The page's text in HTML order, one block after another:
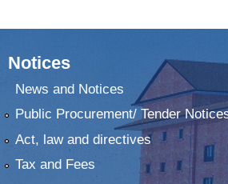
Notices
News and Notices
Public Procurement/ Tender
Act, law and directives
Tax and Fees